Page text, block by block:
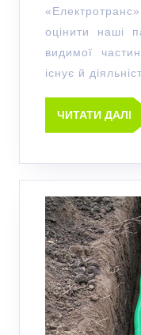
оцінити наші
видимої
існує й
ЧИТАТИ ДАЛІ